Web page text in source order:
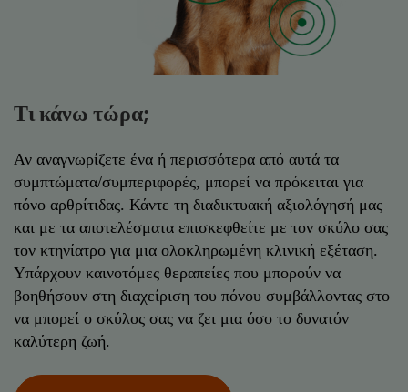
Τι κάνω τώρα;
Αν αναγνωρίζετε ένα ή περισσότερα από αυτά τα
συμπτώματα/συμπεριφορές, μπορεί να πρόκειται για
πόνο αρθρίτιδας. Κάντε τη διαδικτυακή αξιολόγησή μας
και με τα αποτελέσματα επισκεφθείτε με τον σκύλο σας
τον κτηνίατρο για μια ολοκληρωμένη κλινική εξέταση.
Υπάρχουν καινοτόμες θεραπείες που μπορούν να
βοηθήσουν στη διαχείριση του πόνου συμβάλλοντας στο
να μπορεί ο σκύλος σας να ζει μια όσο το δυνατόν
καλύτερη ζωή.